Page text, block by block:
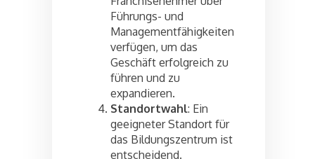
Führungs- und
Managementfähigkeiten
verfügen, um das
Geschäft erfolgreich zu
führen und zu
expandieren.
Standortwahl: Ein
geeigneter Standort für
das Bildungszentrum ist
entscheidend.